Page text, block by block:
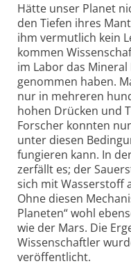
Hätte unser Planet
den Tiefen ihres
ihm vermutlich kein
kommen
im Labor das
genommen haben.
nur in mehreren
hohen Drücken und
Forscher konnten
unter diesen
fungieren kann. In
zerfällt es; der
sich mit Wasserstoff
Ohne diesen
Planeten“ wohl
wie der Mars. Die
Wissenschaftler
veröffentlicht.